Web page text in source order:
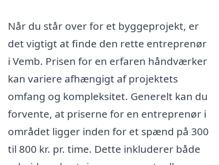
Når du står over for et byggeprojekt, er
det vigtigt at finde den rette entreprenør
i Vemb. Prisen for en erfaren håndværker
kan variere afhængigt af projektets
omfang og kompleksitet. Generelt kan du
forvente, at priserne for en entreprenør i
området ligger inden for et spænd på 300
til 800 kr. pr. time. Dette inkluderer både